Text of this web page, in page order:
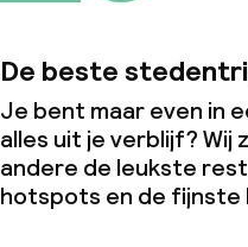
De beste
Je bent maar even in
alles uit je verblijf?
andere de leukste
hotspots en de fijnste